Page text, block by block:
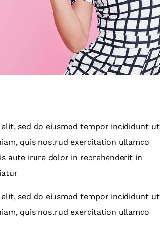
sed do eiusmod tempor incididunt ut
quis nostrud exercitation ullamco
aute irure dolor in reprehenderit in
sed do eiusmod tempor incididunt ut
quis nostrud exercitation ullamco